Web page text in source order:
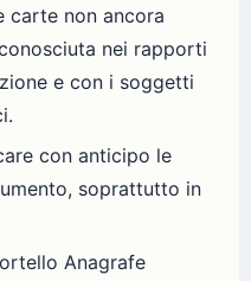
carte non ancora
nei rapporti
e con i soggetti
con anticipo le
soprattutto in
Anagrafe